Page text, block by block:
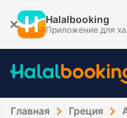
Halalbooking
Приложение для
Главная Греция